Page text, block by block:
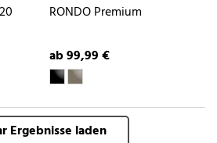
RONDO Premium
ab 99,99 €
Ergebnisse laden